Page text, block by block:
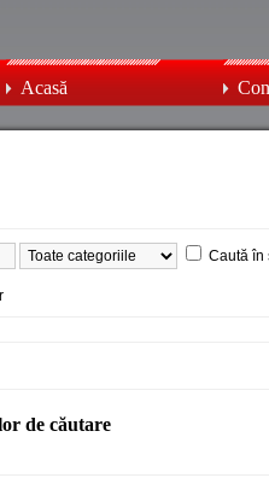
Acasă
Caută în
de căutare